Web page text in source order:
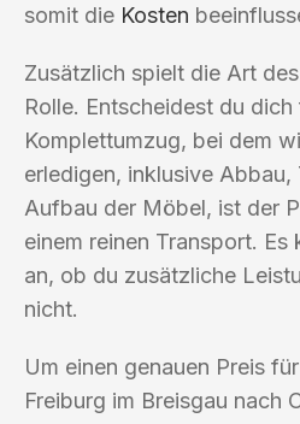
somit die Kosten
Zusätzlich spielt die Art
Rolle. Entscheidest du dich
Komplettumzug, bei dem
erledigen, inklusive Abbau,
Aufbau der Möbel, ist der
einem reinen Transport.
an, ob du zusätzliche
nicht.
Um einen genauen Preis
Freiburg im Breisgau nach